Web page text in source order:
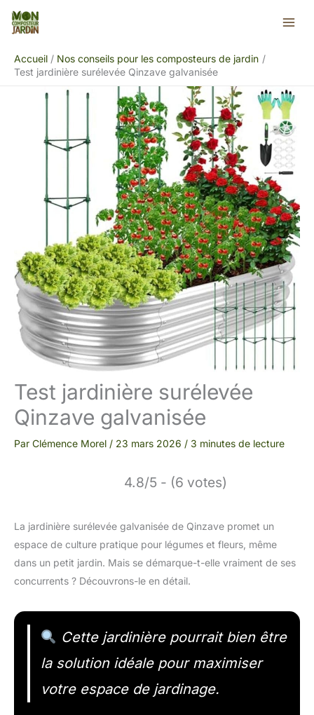
Aller
Accueil
Nos conseils pour les composteurs de jardin
Test jardinière surélevée Qinzave galvanisée
Test jardinière surélevée
Qinzave galvanisée
Par Clémence Morel / 23 mars 2026 / 3 minutes de lecture
4.8/5 - (6 votes)
La jardinière surélevée galvanisée de Qinzave promet un
espace de culture pratique pour légumes et fleurs, même
dans un petit jardin. Mais se démarque-t-elle vraiment de ses
concurrents ? Découvrons-le en détail.
Cette jardinière pourrait bien être
la solution idéale pour maximiser
votre espace de jardinage.
Rechercher